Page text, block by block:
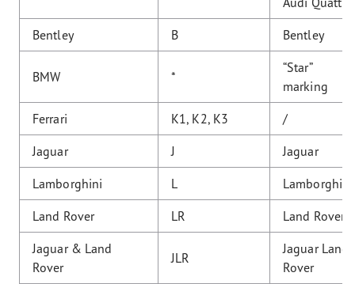
Bentley B Bentley
BMW *
“Star”
marking
Ferrari K1, K2, K3 /
Jaguar J Jaguar
Lamborghini L Lamborghini
Land Rover LR Land Rover
Jaguar & Land
Rover
JLR
Jaguar Land
Rover